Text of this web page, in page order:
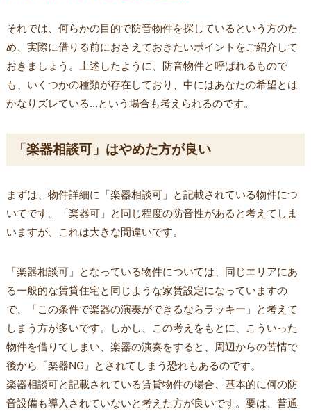
それでは、何らかの目的で防音物件を探しているという方のた
め、実際に借りる前におさえておきたいポイントをご紹介して
おきましょう。上述したように、防音物件と呼ばれるもので
も、いくつかの種類が存在しており、中にはあなたの希望とは
かなりズレている…という場合も考えられるのです。
「楽器相談可」はやめた方が良い
まずは、物件詳細に「楽器相談可」と記載されている物件につ
いてです。「楽器可」と同じ程度の防音性があると考えてしま
いますが、これは大きな間違いです。
「楽器相談可」となっている物件については、同じエリアにあ
る一般的な賃貸住宅と同じような家賃設定になっていますの
で、「この条件で楽器の演奏ができるならラッキー」と考えて
しまう方が多いです。しかし、この考えをもとに、こういった
物件を借りてしまい、楽器の演奏をすると、周辺からの苦情で
後から「楽器NG」とされてしまう恐れもあるのです。
楽器相談可と記載されている賃貸物件の場合、基本的に何の防
音設備も導入されていないと考えた方が良いです。要は、普通